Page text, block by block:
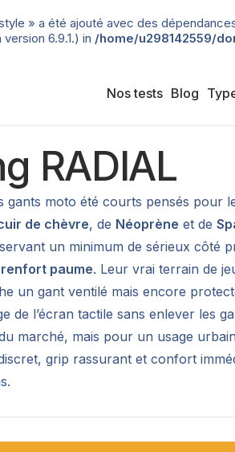
» a été ajouté avec des
6.9.1.) in /home/u298142559/
Nos tests Blog
RADIAL
gants moto été courts pensés pour
de chèvre, de Néoprène et de
un minimum de sérieux côté
renfort paume. Leur vrai terrain de
un gant ventilé mais encore
de l’écran tactile sans enlever les
marché, mais pour un usage
grip rassurant et confort